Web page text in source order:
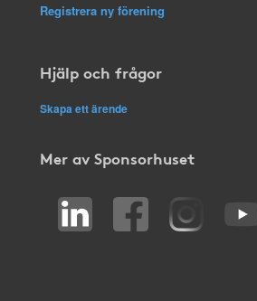
Registrera ny förening
Hjälp och frågor
Skapa ett ärende
Mer av Sponsorhuset